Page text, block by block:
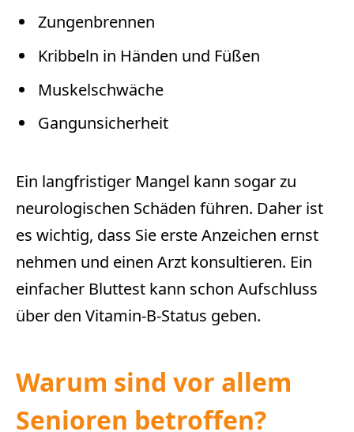
Zungenbrennen
Kribbeln in Händen und Füßen
Muskelschwäche
Gangunsicherheit
Ein langfristiger Mangel kann sogar zu
neurologischen Schäden führen. Daher ist
es wichtig, dass Sie erste Anzeichen ernst
nehmen und einen Arzt konsultieren. Ein
einfacher Bluttest kann schon Aufschluss
über den Vitamin-B-Status geben.
Warum sind vor allem
Senioren betroffen?